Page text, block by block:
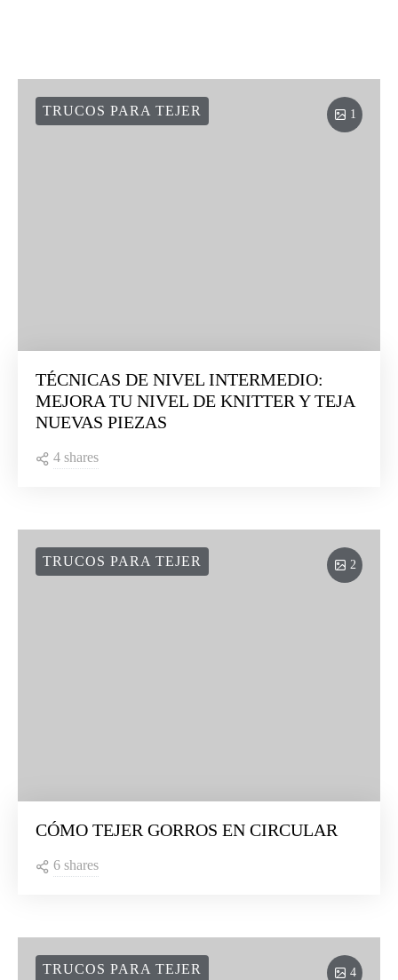
1
TRUCOS PARA TEJER
TÉCNICAS DE NIVEL INTERMEDIO:
MEJORA TU NIVEL DE KNITTER Y TEJA
NUEVAS PIEZAS
4 shares
2
TRUCOS PARA TEJER
CÓMO TEJER GORROS EN CIRCULAR
6 shares
4
TRUCOS PARA TEJER